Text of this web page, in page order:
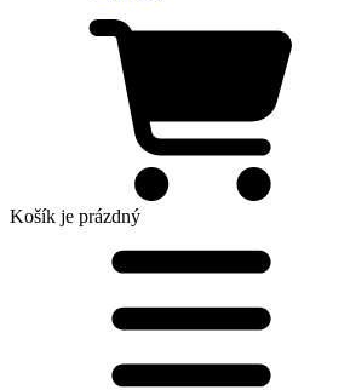
Košík je prázdný